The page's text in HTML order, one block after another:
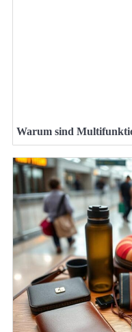
Warum sind